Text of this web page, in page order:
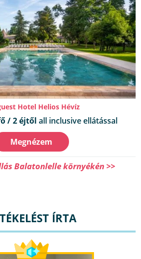
Hotel Helios Hévíz
/ 2 éjtől all inclusive ellátással
Megnézem
Balatonlelle környékén >>
ÍRTA